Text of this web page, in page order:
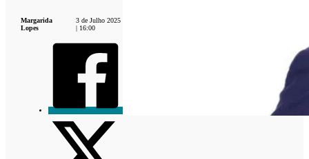
Margarida
Lopes
3 de Julho 2025
| 16:00